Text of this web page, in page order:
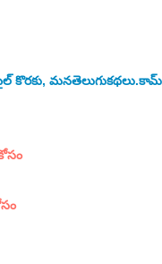
కొరకు,